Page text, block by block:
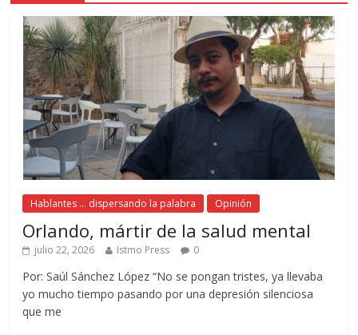
Hablantes ... dispersando la palabra Opinión
Orlando, mártir de la salud mental
julio 22, 2026 Istmo Press 0
Por: Saúl Sánchez López “No se pongan tristes, ya llevaba
yo mucho tiempo pasando por una depresión silenciosa
que me